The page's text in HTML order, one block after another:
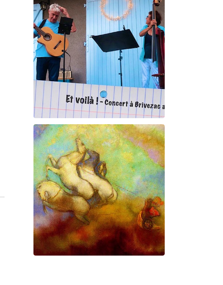
Maurice Ravel
La Vallée des cloches
Et voilà !
Geneviève Cabannes -
Francis Gorgé